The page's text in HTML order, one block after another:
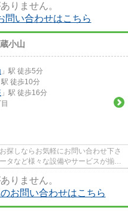
りません。
問い合わせはこちら
小山
」駅 徒歩5分
駅 徒歩10分
」駅 徒歩16分
探しならお気軽にお問い合わせ下さ
タなど様々な設備やサービスが揃っ
りません。
お問い合わせはこちら